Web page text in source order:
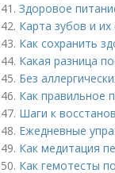
41. Здоровое
42. Карта зубов и
43. Как сохранить
44. Какая разница
45. Без
46. Как правильное
47. Шаги к
48. Ежедневные
49. Как медитация
50. Как гемотесты